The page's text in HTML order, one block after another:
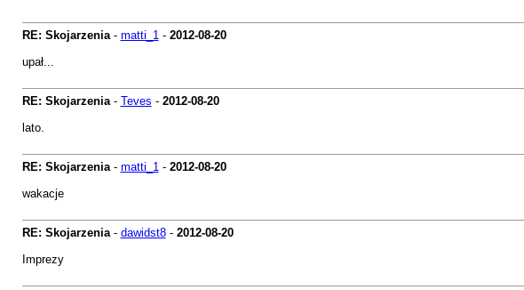
RE: Skojarzenia- matti_1- 2012-08-20
upał...
RE: Skojarzenia- Teves - 2012-08-20
lato.
RE: Skojarzenia- matti_1- 2012-08-20
wakacje
RE: Skojarzenia- dawidst8- 2012-08-20
Imprezy